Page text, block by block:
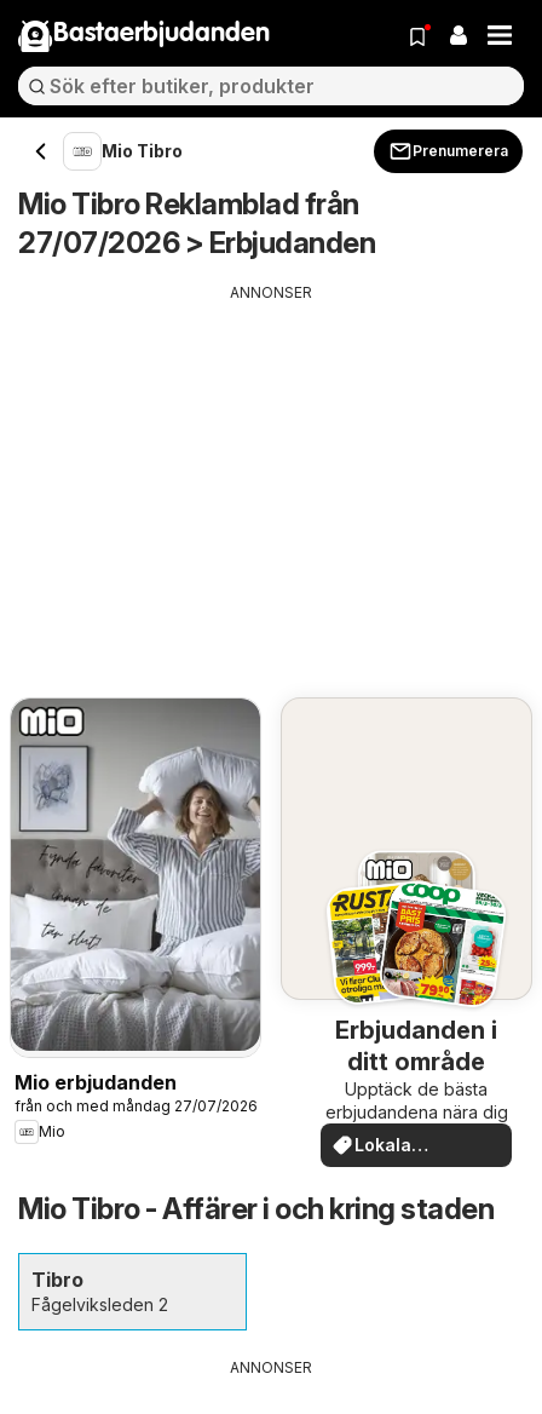
Bastaerbjudanden
Mio Tibro Prenumerera
Mio Tibro Reklamblad från
27/07/2026 > Erbjudanden
ANNONSER
Mio erbjudanden
från och med måndag 27/07/2026
Mio
Erbjudanden i
ditt område
Upptäck de bästa
erbjudandena nära dig
Lokala
erbjudanden
Mio Tibro - Affärer i och kring staden
Tibro
Fågelviksleden 2
ANNONSER